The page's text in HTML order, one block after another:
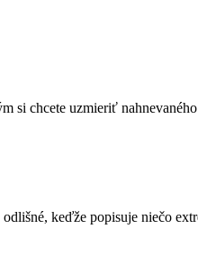
chcete uzmieriť
keďže popisuje niečo